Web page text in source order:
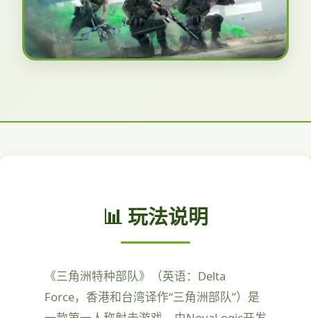
📊 玩法说明
《三角洲特种部队》（英语：Delta
Force，香港和台湾译作“三角洲部队”）是